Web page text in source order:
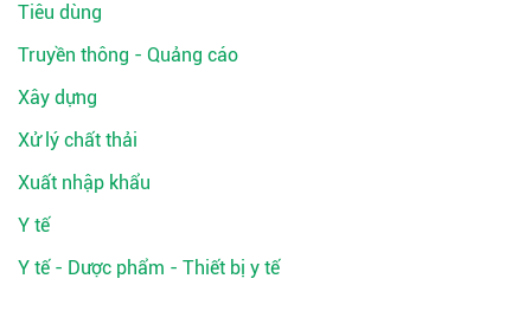
Tiêu dùng
Truyền thông - Quảng cáo
Xây dựng
Xử lý chất thải
Xuất nhập khẩu
Y tế
Y tế - Dược phẩm - Thiết bị y tế